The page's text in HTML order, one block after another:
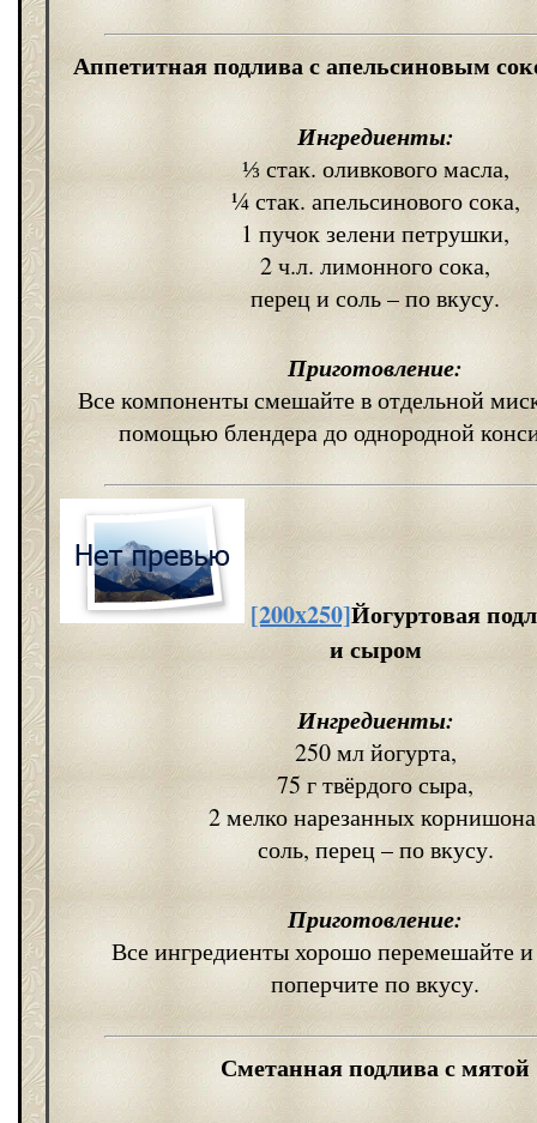
Аппетитная подлива с апельсиновым
Ингредиенты:
⅓ стак. оливкового масла,
¼ стак. апельсинового сока,
1 пучок зелени петрушки,
2 ч.л. лимонного сока,
перец и соль – по вкусу.
Приготовление:
Все компоненты смешайте в отдельной
помощью блендера до однородной
[200x250]Йогуртовая
и сыром
Ингредиенты:
250 мл йогурта,
75 г твёрдого сыра,
2 мелко нарезанных
соль, перец – по вкусу.
Приготовление:
Все ингредиенты хорошо перемешайте
поперчите по вкусу.
Сметанная подлива с мятой